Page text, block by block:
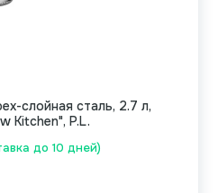
до 10 дней)
слойная сталь, 2.7 л,
Kitchen", P.L.